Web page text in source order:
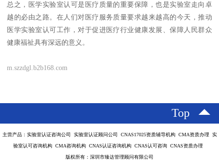
总之，医学实验室认可是医疗质量的重要保障，也是实验室走向卓
越的必由之路。在人们对医疗服务质量要求越来越高的今天，推动
医学实验室认可工作，对于促进医疗行业健康发展、保障人民群众
健康福祉具有深远的意义。
m.szzdgl.b2b168.com
Top
主营产品：实验室认证咨询公司 实验室认证顾问公司 CNAS17025资质辅导机构 CMA资质办理 实
验室认可咨询机构 CMA咨询机构 CNAS认证咨询机构 CNAS认可咨询 CNAS资质办理
版权所有：深圳市臻达管理顾问有限公司